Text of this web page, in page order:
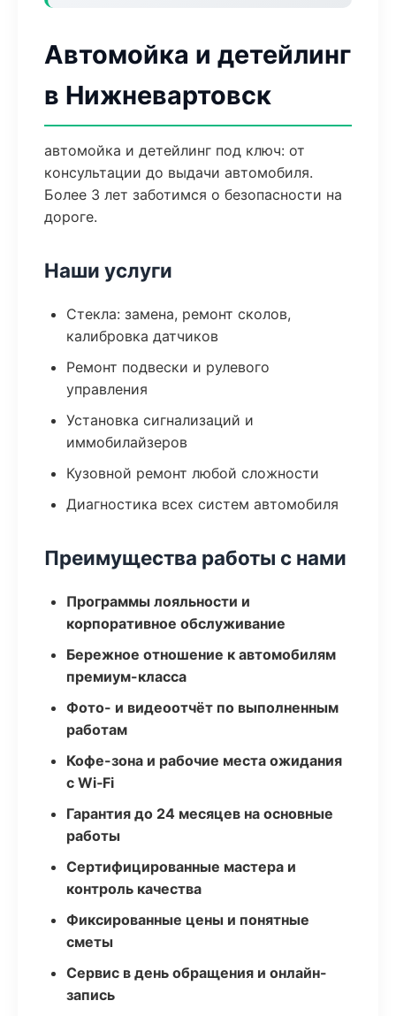
Автомойка и детейлинг
в Нижневартовск
автомойка и детейлинг под ключ: от
консультации до выдачи автомобиля.
Более 3 лет заботимся о безопасности на
дороге.
Наши услуги
Стекла: замена, ремонт сколов,
калибровка датчиков
Ремонт подвески и рулевого
управления
Установка сигнализаций и
иммобилайзеров
Кузовной ремонт любой сложности
Диагностика всех систем автомобиля
Преимущества работы с нами
Программы лояльности и
корпоративное обслуживание
Бережное отношение к автомобилям
премиум-класса
Фото- и видеоотчёт по выполненным
работам
Кофе-зона и рабочие места ожидания
с Wi‑Fi
Гарантия до 24 месяцев на основные
работы
Сертифицированные мастера и
контроль качества
Фиксированные цены и понятные
сметы
Сервис в день обращения и онлайн-
запись